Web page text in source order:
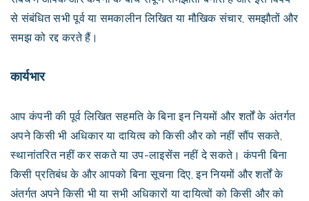
से संबंधित सभी पूर्व या समकालीन लिखित या मौखिक संचार, समझौतों और
समझ को रद्द करते हैं।
कार्यभार
आप कंपनी की पूर्व लिखित सहमति के बिना इन नियमों और शर्तों के अंतर्गत
अपने किसी भी अधिकार या दायित्व को किसी और को नहीं सौंप सकते,
स्थानांतरित नहीं कर सकते या उप-लाइसेंस नहीं दे सकते। कंपनी बिना
किसी प्रतिबंध के और आपको बिना सूचना दिए, इन नियमों और शर्तों के
अंतर्गत अपने किसी भी या सभी अधिकारों या दायित्वों को किसी और को